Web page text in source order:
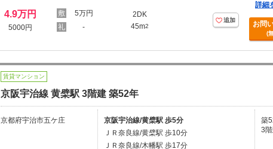
4.9万円
5000円
5万円
-
2DK
45m2
追加
詳細
お問
(
賃貸マンション
京阪宇治線 黄檗駅 3階建 築52年
京都府宇治市五ケ庄
京阪宇治線/黄檗駅 歩5分
ＪＲ奈良線/黄檗駅 歩10分
ＪＲ奈良線/木幡駅 歩17分
築
3